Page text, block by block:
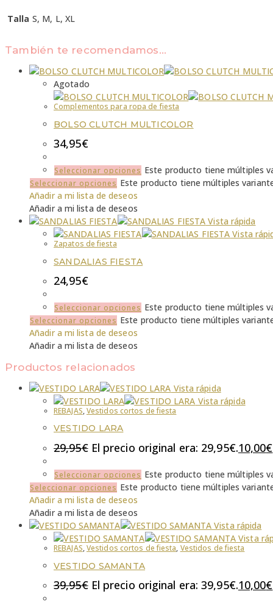
Talla S, M, L, XL
También te recomendamos…
Agotado
Complementos para ropa de fiesta
BOLSO CLUTCH MULTICOLOR
34,95€
Seleccionar opciones Este producto tiene múltiples
Seleccionar opciones Este producto tiene múltiples
Añadir a mi lista de deseos
Añadir a mi lista de deseos
Vista rápida
Vista
Zapatos de fiesta
SANDALIAS FIESTA
24,95€
Seleccionar opciones Este producto tiene múltiples
Seleccionar opciones Este producto tiene múltiples
Añadir a mi lista de deseos
Añadir a mi lista de deseos
Productos relacionados
Vista rápida
Vista rápida
REBAJAS,Vestidos cortos de fiesta
VESTIDO LARA
29,95€ El precio original era: 29,95€.10,00€
Seleccionar opciones Este producto tiene múltiples
Seleccionar opciones Este producto tiene múltiples
Añadir a mi lista de deseos
Añadir a mi lista de deseos
Vista rápida
Vista
REBAJAS,Vestidos cortos de fiesta, Vestidos de fiesta
VESTIDO SAMANTA
39,95€ El precio original era: 39,95€.10,00€